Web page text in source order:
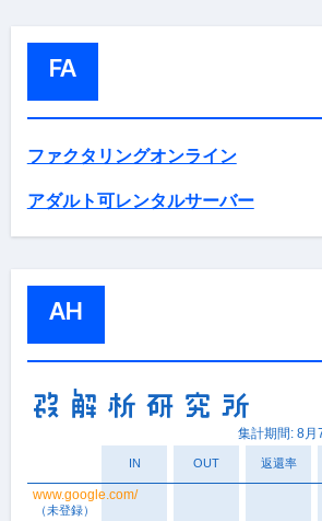
FA
ファクタリングオンライン
アダルト可レンタルサーバー
AH